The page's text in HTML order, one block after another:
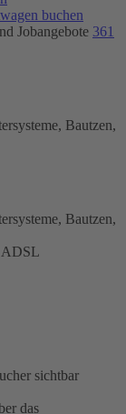
361
Bautzen,
Bautzen,
ADSL
sichtbar
das